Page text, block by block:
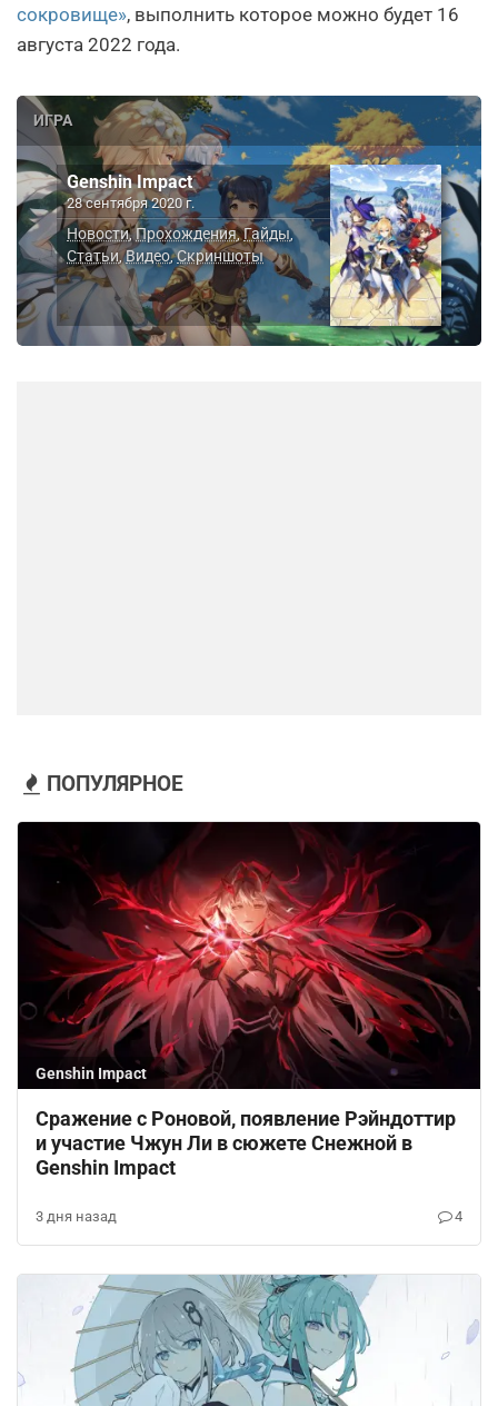
сокровище», выполнить которое можно будет 16
августа 2022 года.
ИГРА
Genshin Impact
28 сентября 2020 г.
Новости,Прохождения,Гайды,
Статьи,Видео,Скриншоты
ПОПУЛЯРНОЕ
Genshin Impact
Сражение с Роновой, появление Рэйндоттир
и участие Чжун Ли в сюжете Снежной в
Genshin Impact
3 дня назад 4